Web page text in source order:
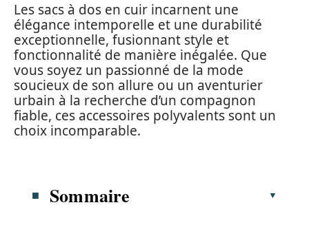
Les sacs à dos en cuir incarnent une
élégance intemporelle et une durabilité
exceptionnelle, fusionnant style et
fonctionnalité de manière inégalée. Que
vous soyez un passionné de la mode
soucieux de son allure ou un aventurier
urbain à la recherche d’un compagnon
fiable, ces accessoires polyvalents sont un
choix incomparable.
Sommaire